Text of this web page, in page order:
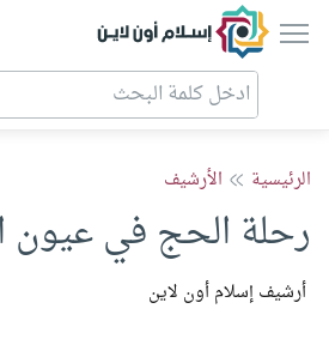
إسلام أون لاين
الرئيسية الأرشيف
رحلة الحج في عيون
أرشيف إسلام أون لاين